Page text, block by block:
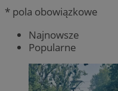
* pola obowiązkowe
Najnowsze
Popularne